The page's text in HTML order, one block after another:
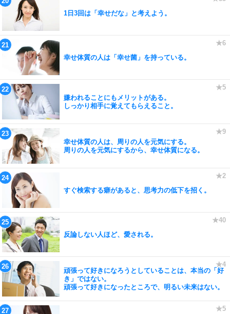
1日3回は「幸せだな」と考えよう。
幸せ体質の人は「幸せ菌」を持っている。
嫌われることにもメリットがある。
しっかり相手に覚えてもらえること。
幸せ体質の人は、周りの人を元気にする。
周りの人を元気にするから、幸せ体質になる。
すぐ検索する癖があると、思考力の低下を招く。
反論しない人ほど、愛される。
頑張って好きになろうとしていることは、本当の「好
き」ではない。
頑張って好きになったところで、明るい未来はない。